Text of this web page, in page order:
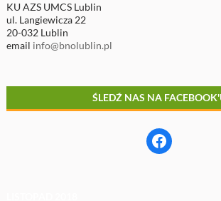
KU AZS UMCS Lublin
ul. Langiewicza 22
20-032 Lublin
email info@bnolublin.pl
ŚLEDŹ NAS NA
Facebook